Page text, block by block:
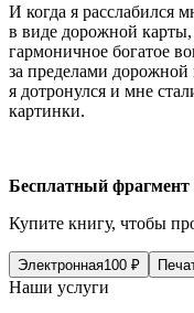
И когда я расслабился
в виде дорожной карты,
гармоничное богатое
за пределами дорожной
я дотронулся и мне
картинки.
Бесплатный фрагмент
Купите книгу, чтобы
Электронная100 ₽
Наши услуги